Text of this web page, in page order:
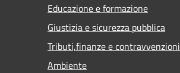
Educazione e formazione
Giustizia e sicurezza pubblica
Tributi,finanze e contravvenzioni
Ambiente